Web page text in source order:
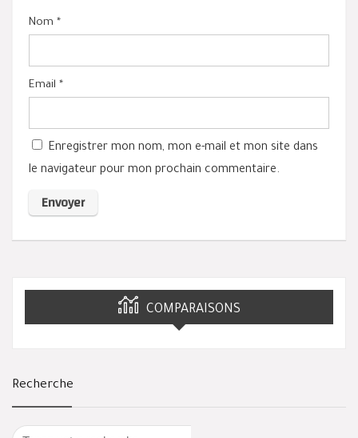
Nom *
Email *
Enregistrer mon nom, mon e-mail et mon site dans
le navigateur pour mon prochain commentaire.
COMPARAISONS
Recherche